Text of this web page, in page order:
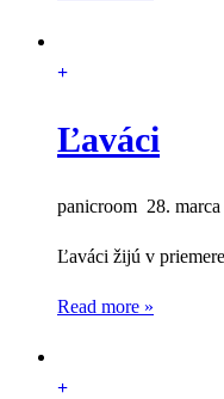
Ľaváci
panicroom 28.
Ľaváci žijú v
Read more »